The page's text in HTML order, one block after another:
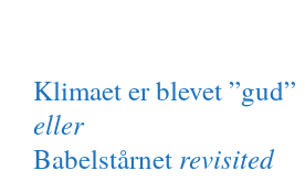
Klimaet er blevet ”gud”
eller
Babelstårnet revisited